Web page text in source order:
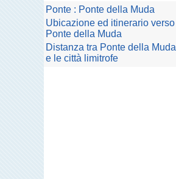
Ponte : Ponte della Muda
Ubicazione ed itinerario verso
Ponte della Muda
Distanza tra Ponte della Muda
e le città limitrofe